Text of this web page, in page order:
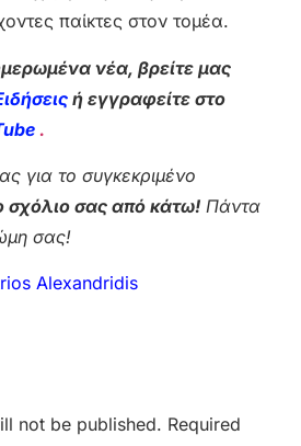
παίκτες στον τομέα.
νέα, βρείτε μας
ή εγγραφείτε στο
.
για το συγκεκριμένο
σχόλιο σας από κάτω! Πάντα
σας!
Alexandridis
not be published. Required